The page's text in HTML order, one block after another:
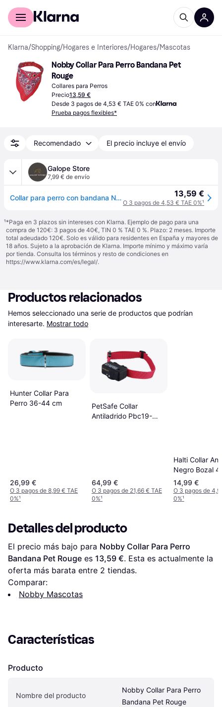
Comprar con Klarna
Klarna/Shopping/Hogares e Interiores/Hogares/Mascotas
Nobby Collar Para Perro Bandana Pet
Rouge
Collares para Perros
Precio13,59 €
Desde 3 pagos de 4,53 € TAE 0% con
Prueba pagos flexibles*
Recomendado El precio incluye el envío
Galope Store
7,99 € de envío
Collar para perro con bandana Nobby Pet - Rouge 13,59 €
O 3 pagos de 4,53 € TAE 0%¹
¹*Paga en 3 plazos sin intereses con Klarna. Ejemplo de pago para una
compra de 120€: 3 pagos de 40€, TIN 0 % TAE 0 %. Plazo: 2 meses. Importe
total adeudado 120€. Solo es válido para residentes en España y mayores de
18 años. Sujeto a la aprobación de Klarna. Importe mínimo y máximo varía
por tienda. Consulta los términos y resto de condiciones en
https://www.klarna.com/es/legal/.
Productos relacionados
Hemos seleccionado una serie de productos que podrían
interesarte. Mostrar todo
Hunter Collar Para
Perro 36-44 cm
26,99 €
O 3 pagos de 8,99 € TAE
0%¹
PetSafe Collar
Antiladrido Pbc19-
64,99 €
O 3 pagos de 21,66 € TAE
0%¹
Halti Collar
Negro Bozal
cm
14,99 €
O 3 pagos de
0%¹
Detalles del producto
El precio más bajo para Nobby Collar Para Perro
Bandana Pet Rouge es 13,59 €. Esta es actualmente la
oferta más barata entre 2 tiendas.
Comparar:
Nobby Mascotas
Características
Producto
Nombre del producto
Nobby Collar Para Perro
Bandana Pet Rouge